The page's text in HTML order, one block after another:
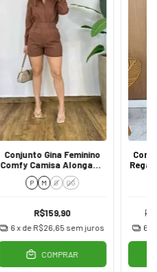
Conjunto Gina Feminino
Comfy Camisa Alongada
e Short Marrom
P M G GG
R$159,90
6 x de R$26,65 sem juros
COMPRAR
6